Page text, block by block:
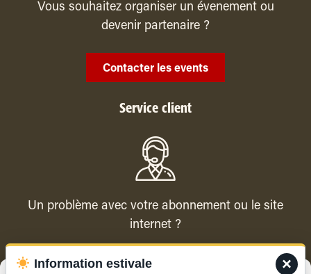
Vous souhaitez organiser un évenement ou
devenir partenaire ?
Contacter les events
Service client
Un problème avec votre abonnement ou le site
internet ?
Contacter le service client ×
Information estivale